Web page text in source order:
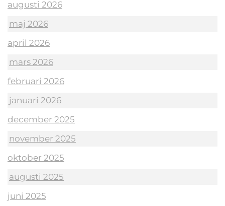
augusti 2026
maj 2026
april 2026
mars 2026
februari 2026
januari 2026
december 2025
november 2025
oktober 2025
augusti 2025
juni 2025